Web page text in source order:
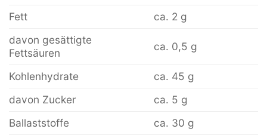
Fett
ca. 2 g
davon gesättigte
Fettsäuren
ca. 0,5 g
Kohlenhydrate
ca. 45 g
davon Zucker
ca. 5 g
Ballaststoffe
ca. 30 g